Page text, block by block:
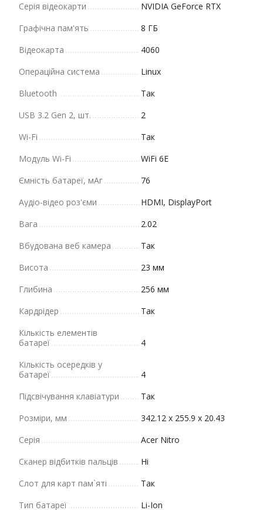
Серія відеокарти
NVIDIA GeForce RTX
Графічна пам'ять
8 ГБ
Відеокарта
4060
Операційна система
Linux
Bluetooth
Так
USB 3.2 Gen 2, шт.
2
Wi-Fi
Так
Модуль Wi-Fi
WiFi 6E
Ємність батареї, мАг
76
Аудіо-відео роз'єми
HDMI, DisplayPort
Вага
2.02
Вбудована веб камера
Так
Висота
23 мм
Глибина
256 мм
Кардрідер
Так
Кількість елементів
батареї
4
Кількість осередків у
батареї
4
Підсвічування клавіатури
Так
Розміри, мм
342.12 х 255.9 х 20.43
Серія
Acer Nitro
Сканер відбитків пальців
Ні
Слот для карт пам`яті
Так
Тип батареї
Li-Ion